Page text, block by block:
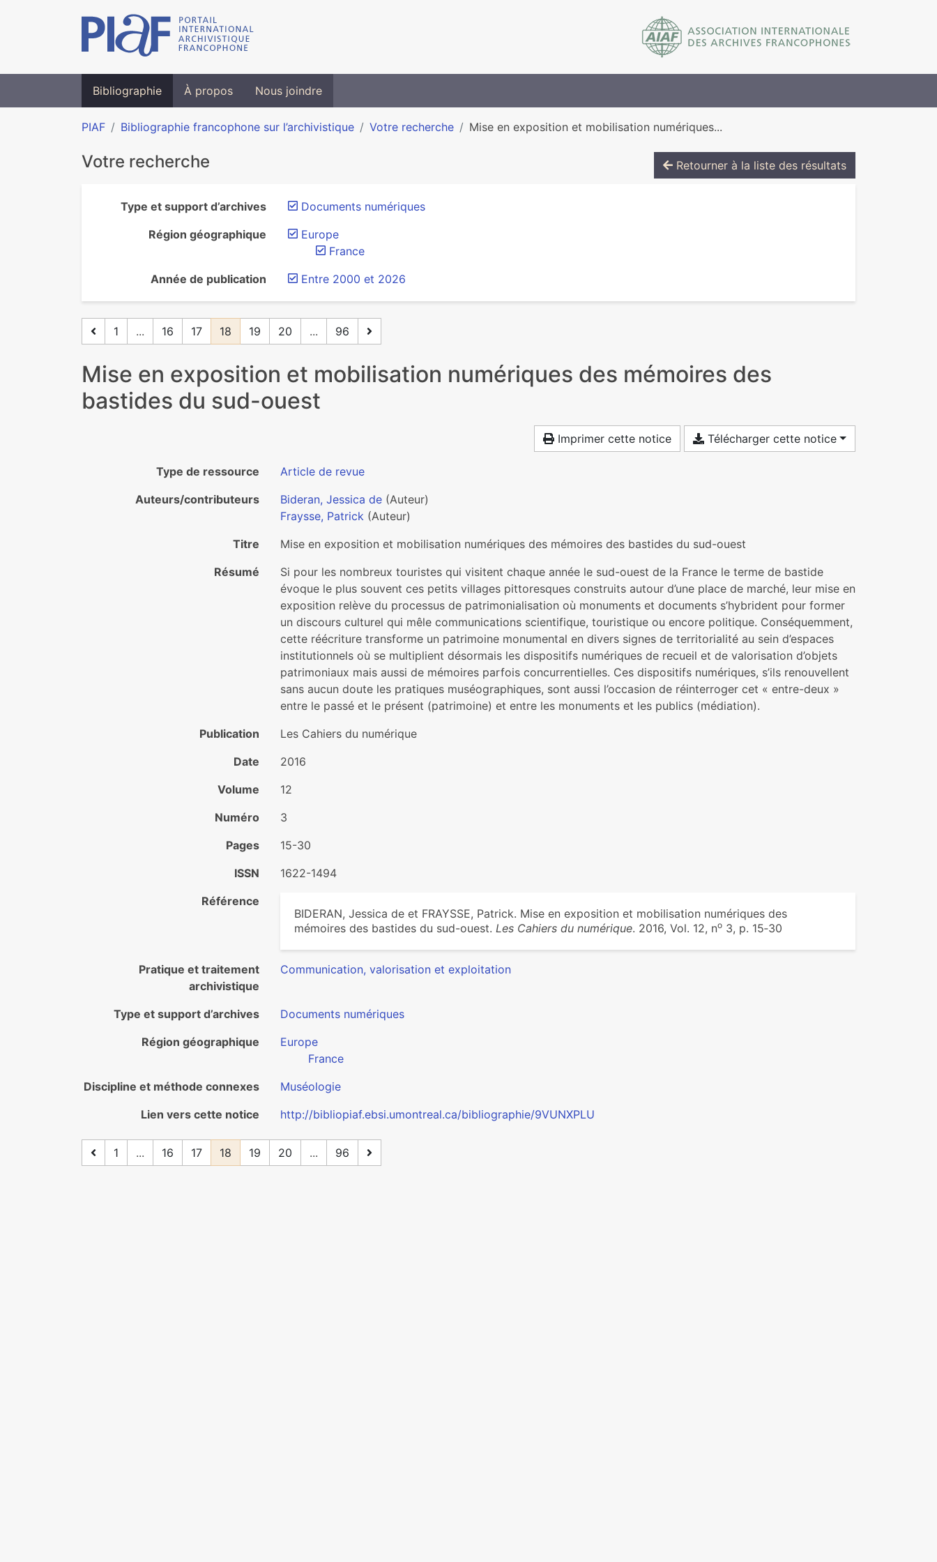
Bibliographie À propos Nous joindre
PIAF Bibliographie francophone sur l’archivistique Votre recherche Mise en exposition et mobilisation numériques...
Votre recherche Retourner à la liste des résultats
Type et support d’archives
Documents numériques
Région géographique
Europe
France
Année de publication
Entre 2000 et 2026
1 ... 16 17 18 19 20 ... 96
Mise en exposition et mobilisation numériques des mémoires des
bastides du sud-ouest
Imprimer cette notice Télécharger cette notice
Type de ressource
Article de revue
Auteurs/contributeurs
Bideran, Jessica de (Auteur)
Fraysse, Patrick (Auteur)
Titre
Mise en exposition et mobilisation numériques des mémoires des bastides du sud-ouest
Résumé
Si pour les nombreux touristes qui visitent chaque année le sud-ouest de la France le terme de bastide
évoque le plus souvent ces petits villages pittoresques construits autour d’une place de marché, leur mise en
exposition relève du processus de patrimonialisation où monuments et documents s’hybrident pour former
un discours culturel qui mêle communications scientifique, touristique ou encore politique. Conséquemment,
cette réécriture transforme un patrimoine monumental en divers signes de territorialité au sein d’espaces
institutionnels où se multiplient désormais les dispositifs numériques de recueil et de valorisation d’objets
patrimoniaux mais aussi de mémoires parfois concurrentielles. Ces dispositifs numériques, s’ils renouvellent
sans aucun doute les pratiques muséographiques, sont aussi l’occasion de réinterroger cet « entre-deux »
entre le passé et le présent (patrimoine) et entre les monuments et les publics (médiation).
Publication
Les Cahiers du numérique
Date
2016
Volume
12
Numéro
3
Pages
15-30
ISSN
1622-1494
Référence
BIDERAN, Jessica de et FRAYSSE, Patrick. Mise en exposition et mobilisation numériques des
mémoires des bastides du sud-ouest. Les Cahiers du numérique. 2016, Vol. 12, no 3, p. 15‑30
Pratique et traitement
archivistique
Communication, valorisation et exploitation
Type et support d’archives
Documents numériques
Région géographique
Europe
France
Discipline et méthode connexes
Muséologie
Lien vers cette notice
http://bibliopiaf.ebsi.umontreal.ca/bibliographie/9VUNXPLU
1 ... 16 17 18 19 20 ... 96